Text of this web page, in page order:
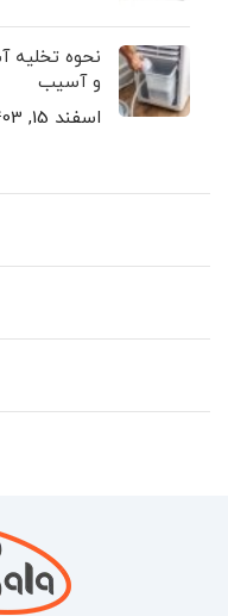
نحوه تخلیه
و آسیب
اسفند 15, 1403